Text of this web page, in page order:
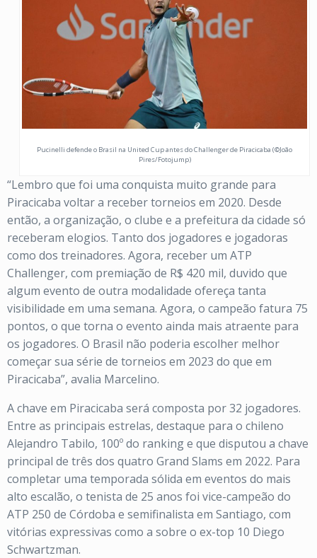
Pucinelli defende o Brasil na United Cup antes do Challenger de Piracicaba (©João
Pires/Fotojump)
“Lembro que foi uma conquista muito grande para
Piracicaba voltar a receber torneios em 2020. Desde
então, a organização, o clube e a prefeitura da cidade só
receberam elogios. Tanto dos jogadores e jogadoras
como dos treinadores. Agora, receber um ATP
Challenger, com premiação de R$ 420 mil, duvido que
algum evento de outra modalidade ofereça tanta
visibilidade em uma semana. Agora, o campeão fatura 75
pontos, o que torna o evento ainda mais atraente para
os jogadores. O Brasil não poderia escolher melhor
começar sua série de torneios em 2023 do que em
Piracicaba”, avalia Marcelino.
A chave em Piracicaba será composta por 32 jogadores.
Entre as principais estrelas, destaque para o chileno
Alejandro Tabilo, 100º do ranking e que disputou a chave
principal de três dos quatro Grand Slams em 2022. Para
completar uma temporada sólida em eventos do mais
alto escalão, o tenista de 25 anos foi vice-campeão do
ATP 250 de Córdoba e semifinalista em Santiago, com
vitórias expressivas como a sobre o ex-top 10 Diego
Schwartzman.